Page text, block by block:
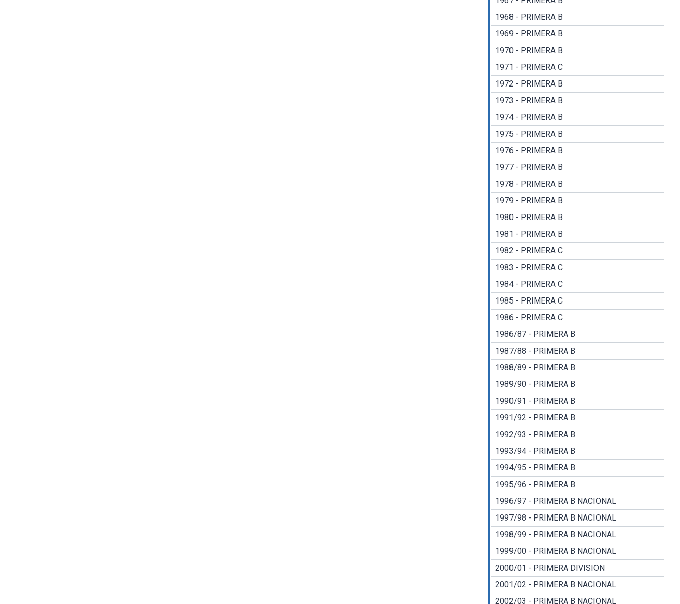
1968 - PRIMERA B
1969 - PRIMERA B
1970 - PRIMERA B
1971 - PRIMERA C
1972 - PRIMERA B
1973 - PRIMERA B
1974 - PRIMERA B
1975 - PRIMERA B
1976 - PRIMERA B
1977 - PRIMERA B
1978 - PRIMERA B
1979 - PRIMERA B
1980 - PRIMERA B
1981 - PRIMERA B
1982 - PRIMERA C
1983 - PRIMERA C
1984 - PRIMERA C
1985 - PRIMERA C
1986 - PRIMERA C
1986/87 - PRIMERA B
1987/88 - PRIMERA B
1988/89 - PRIMERA B
1989/90 - PRIMERA B
1990/91 - PRIMERA B
1991/92 - PRIMERA B
1992/93 - PRIMERA B
1993/94 - PRIMERA B
1994/95 - PRIMERA B
1995/96 - PRIMERA B
1996/97 - PRIMERA B NACIONAL
1997/98 - PRIMERA B NACIONAL
1998/99 - PRIMERA B NACIONAL
1999/00 - PRIMERA B NACIONAL
2000/01 - PRIMERA DIVISION
2001/02 - PRIMERA B NACIONAL
2002/03 - PRIMERA B NACIONAL